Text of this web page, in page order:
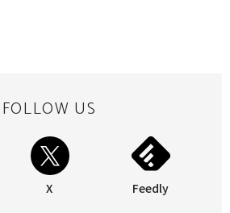
FOLLOW US
X Feedly